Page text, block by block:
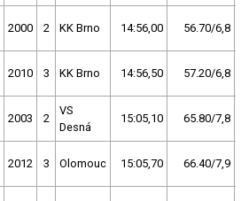
2000 2 KK Brno 14:56,00 56.70/6,8
2010 3 KK Brno 14:56,50 57.20/6,8
2003 2
VS
Desná
15:05,10 65.80/7,8
2012 3 Olomouc 15:05,70 66.40/7,9